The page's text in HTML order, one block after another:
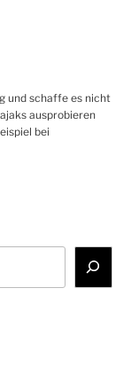
und schaffe es nicht
ausprobieren
bei